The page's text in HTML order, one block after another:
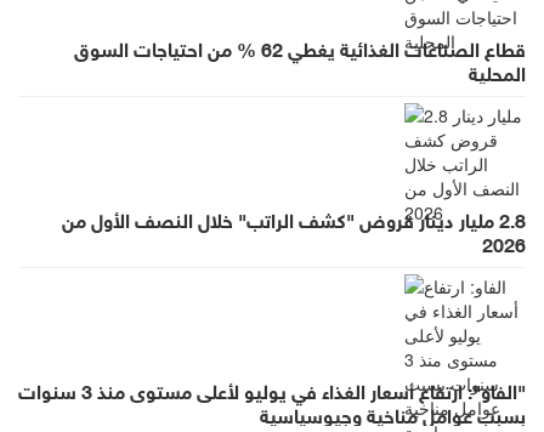
قطاع الصناعات الغذائية يغطي 62 % من احتياجات السوق
المحلية
2.8 مليار دينار قروض "كشف الراتب" خلال النصف الأول من
2026
"الفاو": ارتفاع أسعار الغذاء في يوليو لأعلى مستوى منذ 3 سنوات
بسبب عوامل مناخية وجيوسياسية